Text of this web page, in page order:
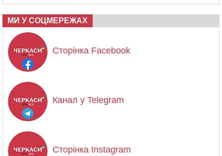
МИ У СОЦМЕРЕЖАХ
Сторінка Facebook
Канал у Telegram
Сторінка Instagram